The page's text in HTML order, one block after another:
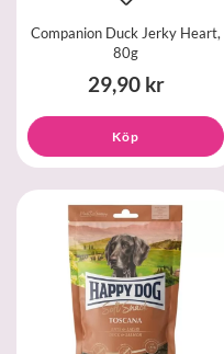
Companion Duck Jerky Heart,
80g
29,90 kr
Köp